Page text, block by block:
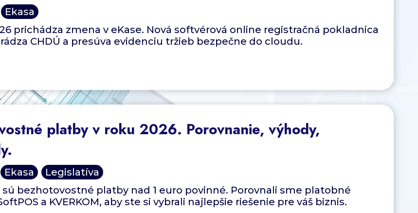
Ekasa
prichádza zmena v eKase. Nová softvérová online registračná pokladnica
CHDÚ a presúva evidenciu tržieb bezpečne do cloudu.
platby v roku 2026. Porovnanie, výhody,
Ekasa
Legislatíva
sú bezhotovostné platby nad 1 euro povinné. Porovnali sme platobné
a KVERKOM, aby ste si vybrali najlepšie riešenie pre váš biznis.